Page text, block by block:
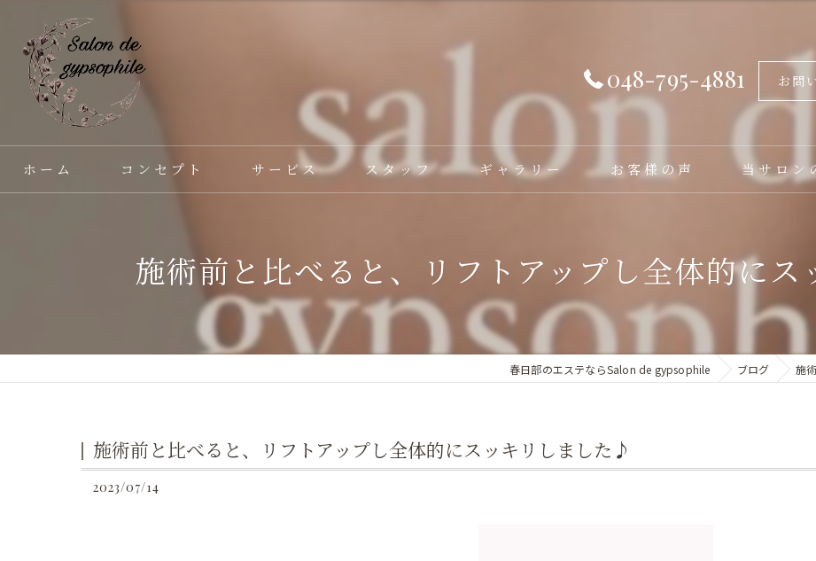
048-795-4881 お問
ホーム コンセプト サービス スタッフ ギャラリー お客様の声 当サロン
バストアップ
脱毛
毛穴洗浄
施術前と比べると、リフトアップし全体的に
春日部のエステならSalon de gypsophile ブログ 施
施術前と比べると、リフトアップし全体的にスッキリしました♪
2023/07/14